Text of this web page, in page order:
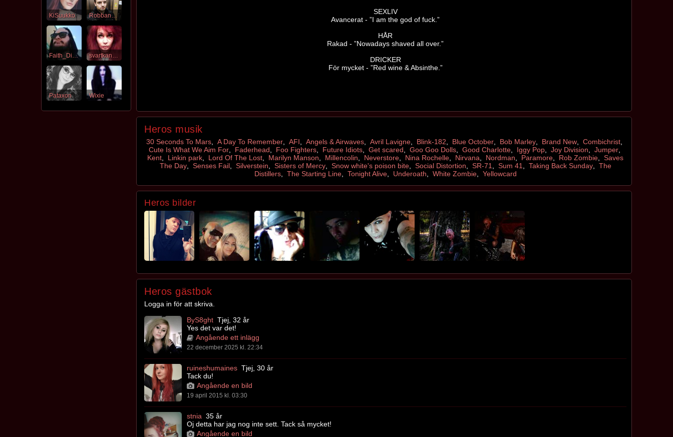
KiSuukko RobbanMurray
Faith_Disease svartkanintuss
Pataxon Wixie
SEXLIV
Avancerat - ”I am the god of fuck.”
HÅR
Rakad - ”Nowadays shaved all over.”
DRICKER
För mycket - ”Red wine & Absinthe.”
Heros musik
30 Seconds To Mars A Day To Remember AFI Angels & Airwaves Avril Lavigne Blink-182 Blue October Bob Marley Brand New Combichrist
Cute Is What We Aim For, Faderhead Foo Fighters, Future Idiots, Get scared Goo Goo Dolls, Good Charlotte, Iggy Pop, Joy Division Jumper,
Kent
Linkin park Lord Of The Lost Marilyn Manson Millencolin Neverstore Nina Rochelle Nirvana Nordman Paramore Rob Zombie
Saves
The Day, Senses Fail, Silverstein Sisters of Mercy, Snow white's poison bite, Social Distortion SR-71 Sum 41 Taking Back Sunday, The
Distillers, The Starting Line, Tonight Alive, Underoath White Zombie, Yellowcard
Heros bilder
Heros gästbok
Logga in för att skriva.
ByS8ght Tjej, 32 år
Yes det var det!
Angående ett inlägg
22 december 2025 kl. 22:34
ruineshumaines Tjej, 30 år
Tack du!
Angående en bild
19 april 2015 kl. 03:30
stnia 35 år
Oj detta har jag nog inte sett. Tack så mycket!
Angående en bild